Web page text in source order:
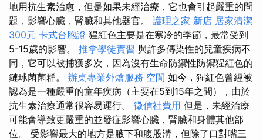
地用抗生素治愈，但是如果未經治療，它也會引起嚴重的問
題，影響心臟，腎臟和其他器官。 護理之家 新店 居家清潔
300元 卡式台胞證 猩紅色主要是在寒冷的季節，最常受到
5-15歲的影響。 推拿學徒實習 與許多傳染性的兒童疾病不
同，它可以被捕獲多次，因為沒有生命防禦性防禦猩紅色的
鏈球菌菌群。 辦桌專業外燴服務 空間 如今，猩紅色曾經被
認為是一種嚴重的童年疾病（主要在5到15年之間），由於
抗生素治療通常很容易運行。 徵信社費用 但是，未經治療
可能會導致更嚴重的並發症影響心臟，腎臟和身體其他部
位。 受影響最大的地方是腋下和腹股溝，但除了口對嘴三